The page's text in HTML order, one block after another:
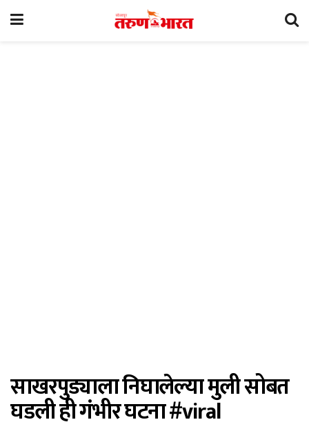
साखरपुड्याला निघालेल्या मुली सोबत
घडली ही गंभीर घटना #viral